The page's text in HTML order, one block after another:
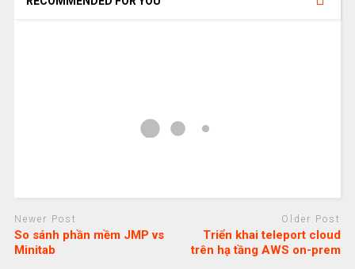
Newer Post
So sánh phần mềm JMP vs
Minitab
Older Post
Triển khai teleport cloud
trên hạ tầng AWS on-prem